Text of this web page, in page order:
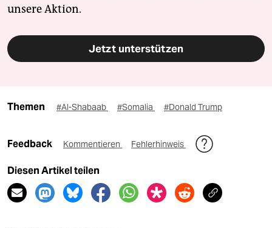
unsere Aktion.
Jetzt unterstützen
Themen #Al-Shabaab #Somalia #Donald Trump
Feedback Kommentieren Fehlerhinweis
Diesen Artikel teilen